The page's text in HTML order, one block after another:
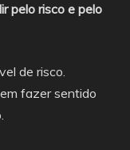
pelo risco e pelo
de risco.
fazer sentido